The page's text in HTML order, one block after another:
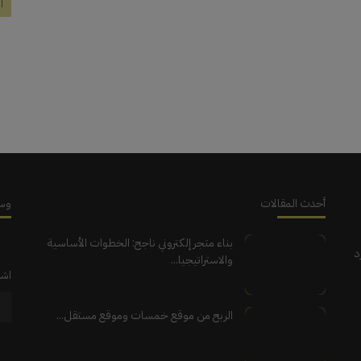
أحدث المقالات
بناء متجر إلكتروني ناجح: الخطوات الأساسية
والاستراتيجيا...
الربح من موقع خمسات وموقع مستقل...